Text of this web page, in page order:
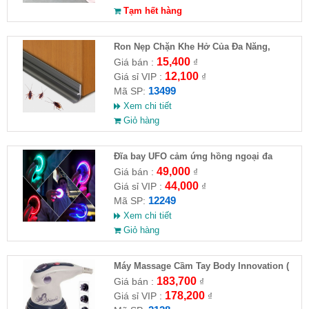
Tạm hết hàng
Ron Nẹp Chặn Khe Hở Của Đa Năng,
Chống Côn Trùng( HĐ )
Giá bán : 15,400₫
Giá sỉ VIP : 12,100₫
Mã SP: 13499
Xem chi tiết
Giỏ hàng
Đĩa bay UFO cảm ứng hồng ngoại đa
chiều tự động bay về
Giá bán : 49,000₫
Giá sỉ VIP : 44,000₫
Mã SP: 12249
Xem chi tiết
Giỏ hàng
Máy Massage Cầm Tay Body Innovation (
HĐ )
Giá bán : 183,700₫
Giá sỉ VIP : 178,200₫